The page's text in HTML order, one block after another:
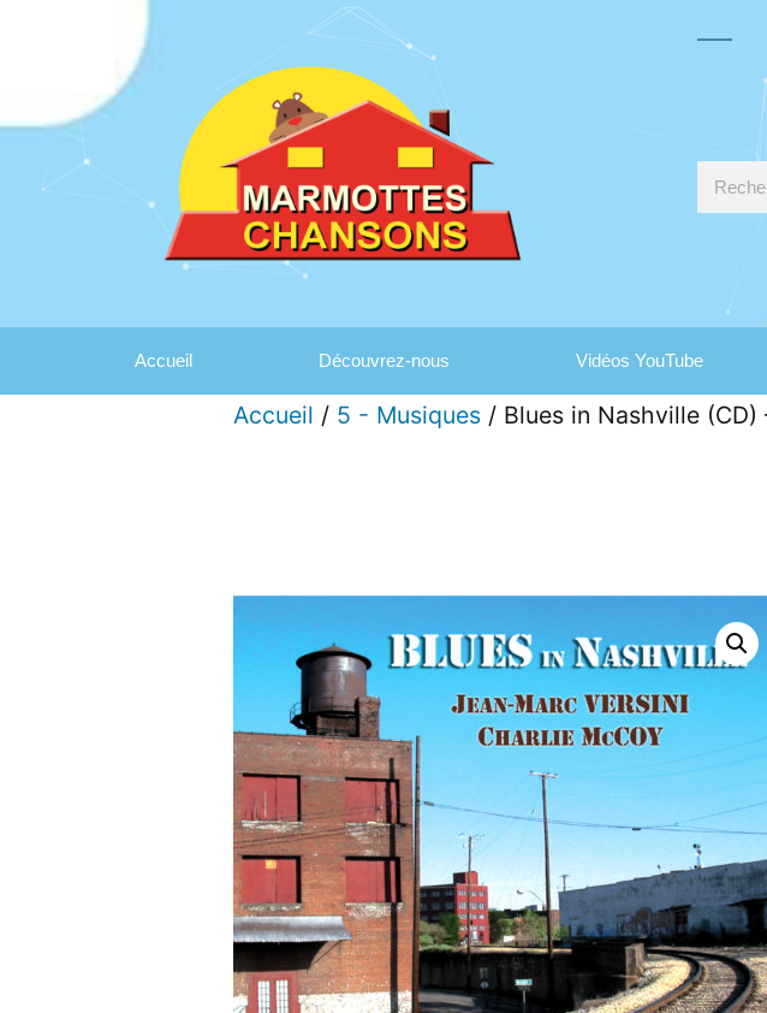
Accueil Découvrez-nous Vidéos YouTube
Accueil / 5 - Musiques / Blues in Nashville